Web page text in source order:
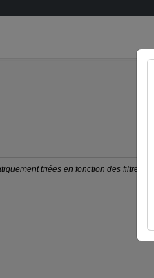
triées en fonction des filtres